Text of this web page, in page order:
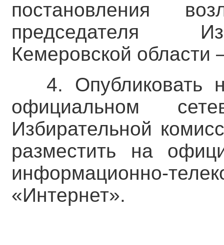
постановления
председателя
Кемеровской области
4. Опубликовать
официальном
Избирательной
разместить на
информационно-
«Интернет».